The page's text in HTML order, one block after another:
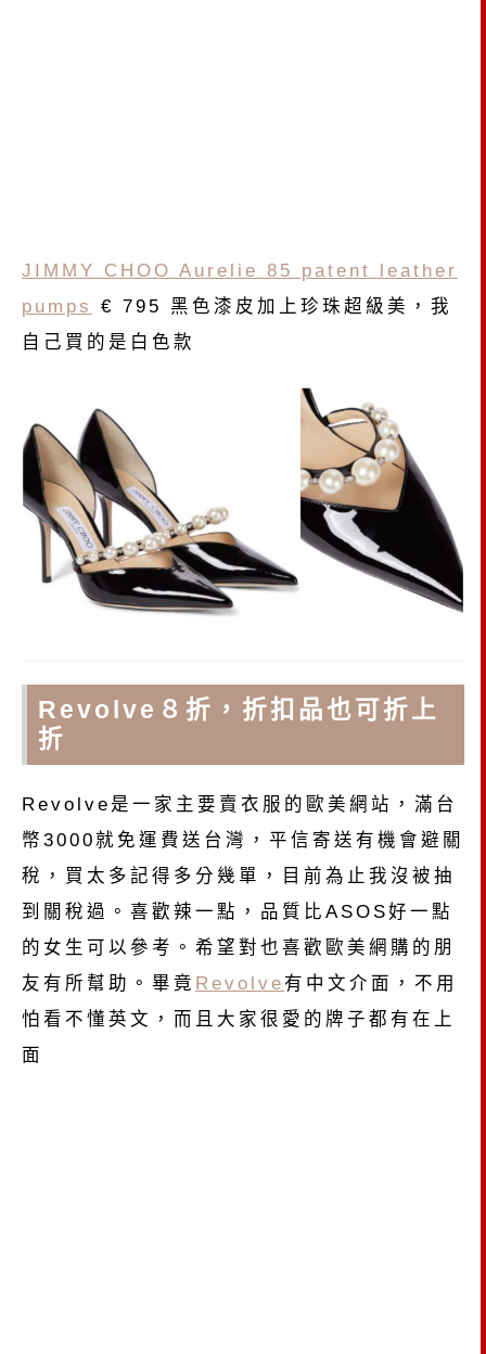
JIMMY CHOO Aurelie 85 patent leather
pumps
€ 795 黑色漆皮加上珍珠超級美，我
自己買的是白色款
Revolve８折，折扣品也可折上
折
Revolve是一家主要賣衣服的歐美網站，滿台
幣3000就免運費送台灣，平信寄送有機會避關
稅，買太多記得多分幾單，目前為止我沒被抽
到關稅過。喜歡辣一點，品質比ASOS好一點
的女生可以參考。希望對也喜歡歐美網購的朋
友有所幫助。畢竟 Revolve有中文介面，不用
怕看不懂英文，而且大家很愛的牌子都有在上
面